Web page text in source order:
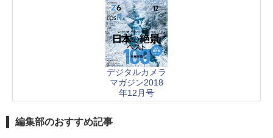
デジタルカメラ
マガジン2018
年12月号
編集部のおすすめ記事